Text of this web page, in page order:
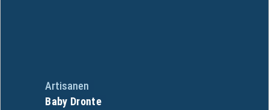
Artisanen
Baby Dronte